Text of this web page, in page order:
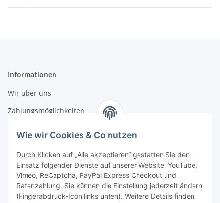
Wie wir Cookies & Co nutzen
Durch Klicken auf „Alle akzeptieren“ gestatten Sie den
Einsatz folgender Dienste auf unserer Website: YouTube,
Vimeo, ReCaptcha, PayPal Express Checkout und
Ratenzahlung. Sie können die Einstellung jederzeit ändern
(Fingerabdruck-Icon links unten). Weitere Details finden
Informationen
Wir über uns
Zahlungsmöglichkeiten
Gesetzliche Informationen
Datenschutz
AGB